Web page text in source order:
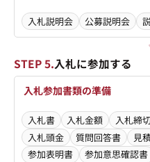
入札説明会 公募説明会
STEP 5.入札に参加する
入札参加書類の準備
入札書 入札金額 入札締
入札頭金
質問回答書 見
参加表明書
参加意思確認書